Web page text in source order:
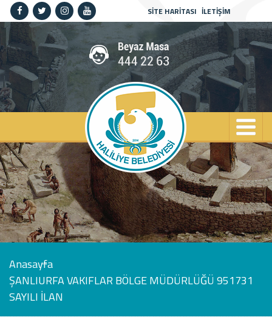
SİTE HARİTASI İLETİŞİM
Anasayfa
ŞANLIURFA VAKIFLAR BÖLGE MÜDÜRLÜĞÜ 951731
SAYILI İLAN
Anasayfa
Kurumsal
Haliliye
Spor
Kültür
Sanat
Güncel
İletişim